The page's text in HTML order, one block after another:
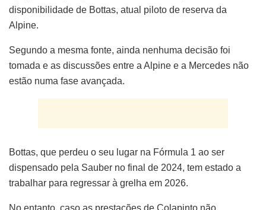
disponibilidade de Bottas, atual piloto de reserva da
Alpine.
Segundo a mesma fonte, ainda nenhuma decisão foi
tomada e as discussões entre a Alpine e a Mercedes não
estão numa fase avançada.
Bottas, que perdeu o seu lugar na Fórmula 1 ao ser
dispensado pela Sauber no final de 2024, tem estado a
trabalhar para regressar à grelha em 2026.
No entanto, caso as prestações de Colapinto não